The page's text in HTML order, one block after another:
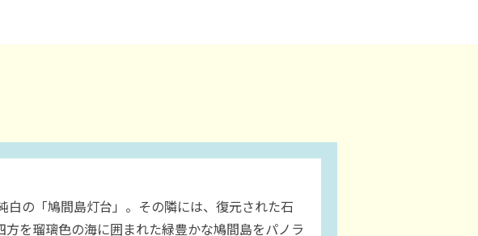
の「鳩間島灯台」。その隣には、復元された石
を瑠璃色の海に囲まれた緑豊かな鳩間島をパノラ